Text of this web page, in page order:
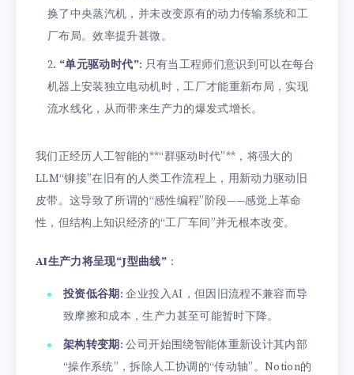
换了中央蒸汽机，并未改变原有的动力传输系统和工
厂布局。效率提升甚微。
“单元驱动时代”: 只有当工程师们意识到可以在每台
机器上安装独立电动机时，工厂才能重新布局，实现
流水线化，从而带来生产力的爆发式增长。
我们正经历人工智能的**“群驱动时代”**，将强大的
LLM“铆接”在旧有的人类工作流程上，用新动力驱动旧
皮带。这导致了所谓的“感性编程”阶段——感觉上革命
性，但结构上知识经济的“工厂车间”并无根本改变。
AI生产力将呈现“J型曲线”：
投资低谷期 : 企业投入AI，但因旧流程不兼容而导
致摩擦和成本，生产力甚至可能暂时下降。
架构转变期 : 公司开始围绕智能体重新设计其内部
“操作系统”，拆除人工协调的“传动轴”。Notion的